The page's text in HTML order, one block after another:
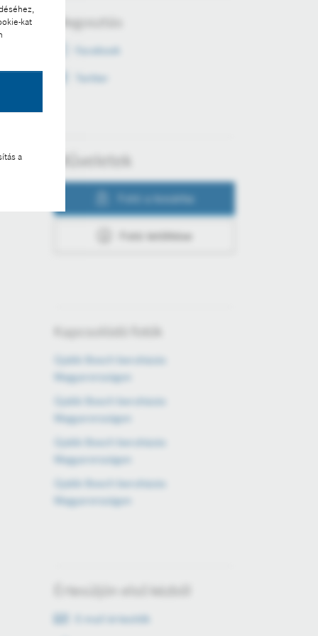
kat
a
Megosztás
Facebook
Twitter
Műveletek
Fotó a kosárba
Fotó letöltése
Kapcsolódó fotók
Újabb Bosch beruházás
Magyarországon
Újabb Bosch beruházás
Magyarországon
Újabb Bosch beruházás
Magyarországon
Újabb Bosch beruházás
Magyarországon
Értesüljön első kézből
E-mail értesítők